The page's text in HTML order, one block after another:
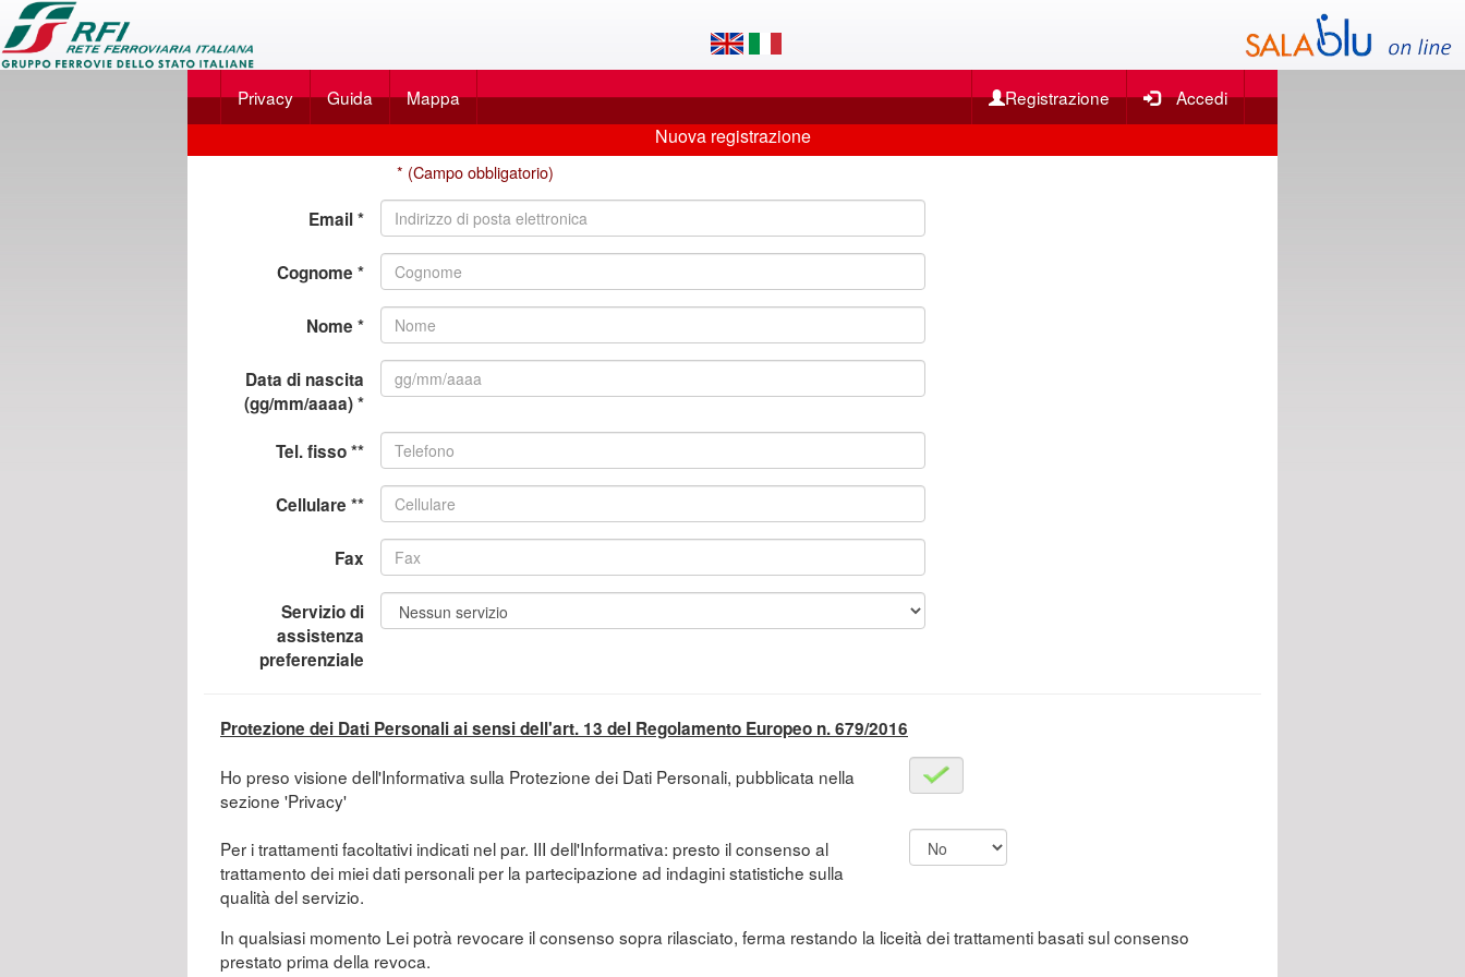
Applicazione
SalaBlu Privacy Guida Mappa Registrazione Accedi
Nuova
Nuova registrazione
* (Campo obbligatorio)
Email *
Cognome *
Nome *
Data di nascita
(gg/mm/aaaa) *
Tel. fisso **
Cellulare **
Fax
Servizio di
assistenza
preferenziale
Protezione dei Dati Personali ai sensi dell'art. 13 del Regolamento Europeo n. 679/2016
Ho preso visione dell'Informativa sulla Protezione dei Dati Personali, pubblicata nella
sezione 'Privacy'
Per i trattamenti facoltativi indicati nel par. III dell'Informativa: presto il consenso al
trattamento dei miei dati personali per la partecipazione ad indagini statistiche sulla
qualità del servizio.
In qualsiasi momento Lei potrà revocare il consenso sopra rilasciato, ferma restando la liceità dei trattamenti basati sul consenso
prestato prima della revoca.